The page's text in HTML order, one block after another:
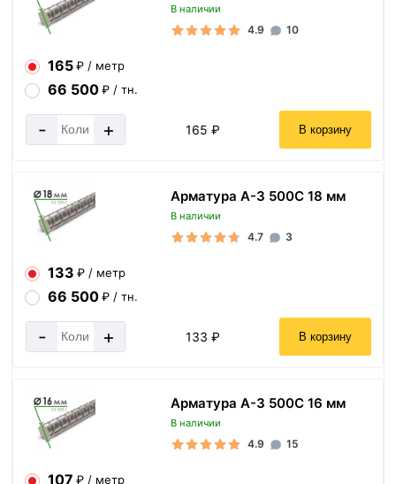
В наличии
4.9 10
165₽ / метр
66 500₽ / тн.
- + 165 ₽ В корзину
Арматура А-3 500С 18 мм
В наличии
4.7 3
133 ₽ / метр
66 500₽ / тн.
- + 133 ₽ В корзину
Арматура А-3 500С 16 мм
В наличии
4.9 15
107 ₽ / метр